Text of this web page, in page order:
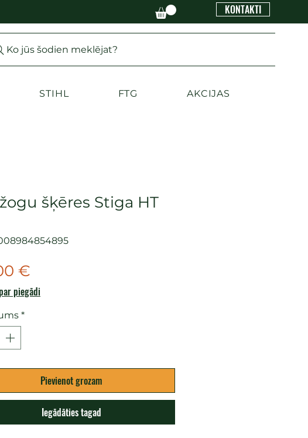
KONTAKTI
Ko jūs šodien meklējat?
STIHL FTG AKCIJAS
šķēres Stiga HT
€
piegādi
*
Pievienot grozam
Iegādāties tagad